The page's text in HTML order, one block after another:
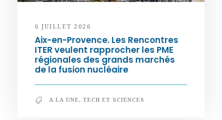
6 JUILLET 2026
Aix-en-Provence. Les Rencontres
ITER veulent rapprocher les PME
régionales des grands marchés
de la fusion nucléaire
A LA UNE, TECH ET SCIENCES